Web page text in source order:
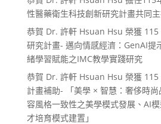
性醫藥衛生科技創新研究計畫共同
恭賀 Dr. 許軒 Hsuan Hsu 榮獲 115
研究計畫- 邁向情感經濟：GenAI提
緒學習賦能之IMC教學實踐研究
恭賀 Dr. 許軒 Hsuan Hsu 榮獲 115
計畫補助- 「美學 × 智慧：奢侈時
容風格一致性之美學模式發展、AI
才培育模式建置」